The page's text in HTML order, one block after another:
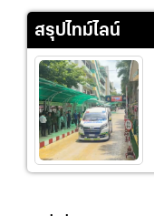
สรุปไทม์ไลน์